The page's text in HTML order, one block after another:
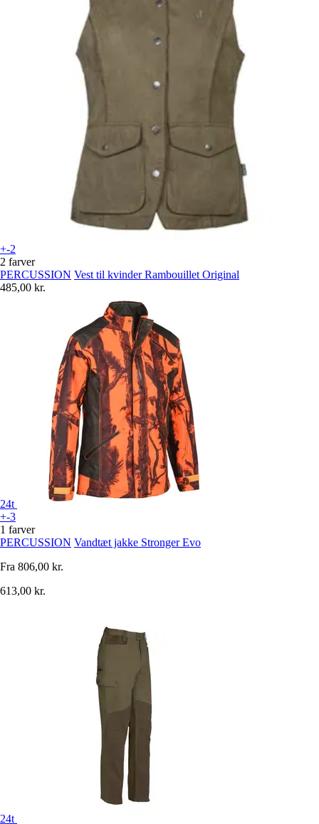
+-2
2 farver
PERCUSSION Vest til kvinder Rambouillet Original
485,00 kr.
24t
+-3
1 farver
PERCUSSION Vandtæt jakke Stronger Evo
Fra 806,00 kr.
613,00 kr.
24t